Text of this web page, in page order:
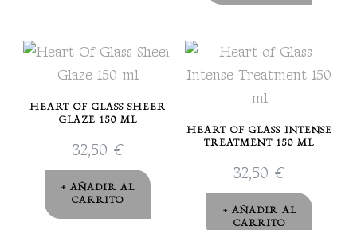
HEART OF GLASS SHEER
GLAZE 150 ML
32,50 €
AÑADIR AL
CARRITO
HEART OF GLASS INTENSE
TREATMENT 150 ML
32,50 €
AÑADIR AL
CARRITO